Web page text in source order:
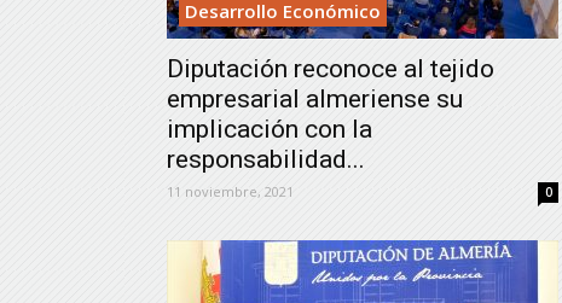
Desarrollo Económico
Diputación reconoce al tejido
empresarial almeriense su
implicación con la
responsabilidad...
11 noviembre, 2021 0